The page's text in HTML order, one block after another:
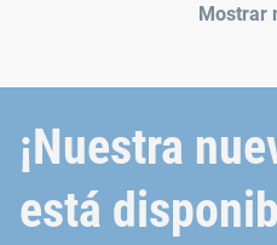
PDF 3 MB en
Mostrar
¡Nuestra
está